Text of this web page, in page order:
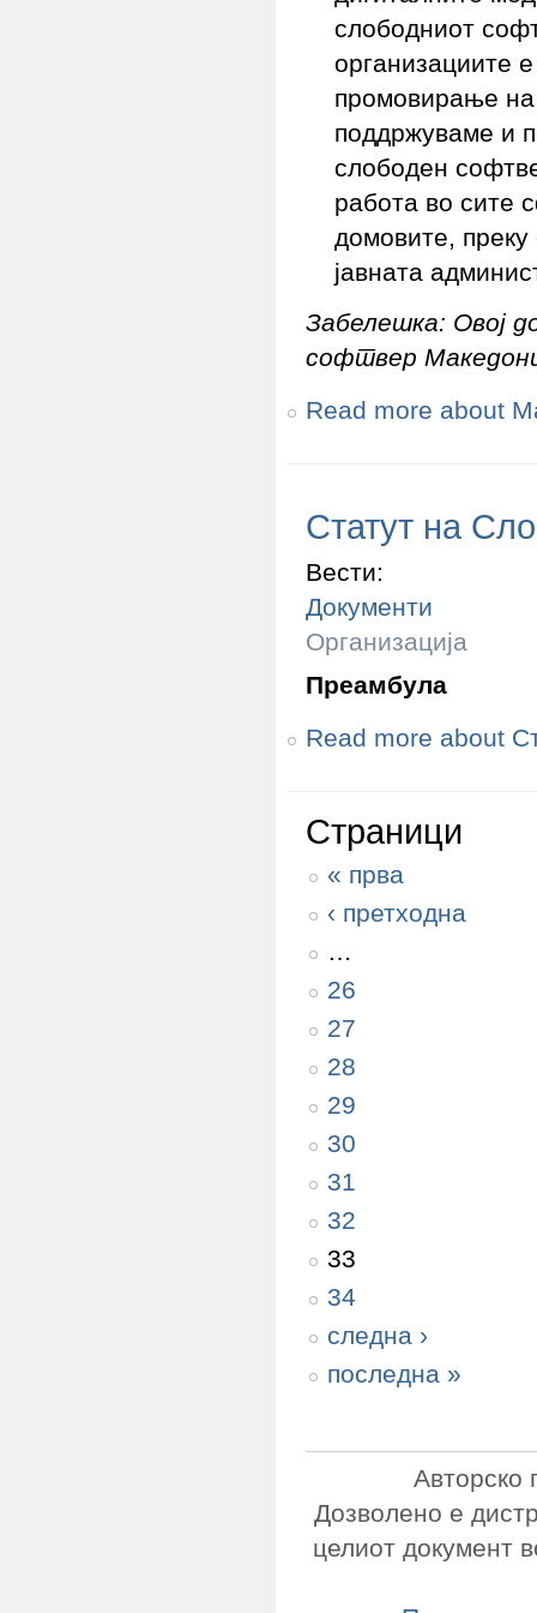
слободниот
организациите
промовирање на
поддржуваме и
слободен
работа во сите
домовите, преку
јавната
Забелешка: Овој
софтвер
Read more about
Статут на
Вести:
Документи
Организација
Преамбула
Read more about
Страници
« прва
‹ претходна
…
26
27
28
29
30
31
32
33
34
следна ›
последна »
Авторско
Дозволено е
целиот документ